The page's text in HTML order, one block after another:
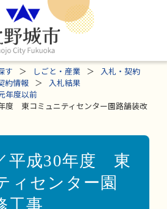
す しごと・産業
入札・契約
約情報
入札結果
年度以前
度 東コミュニティセンター園路舗装改
平成30年度 東
ィセンター園
工事